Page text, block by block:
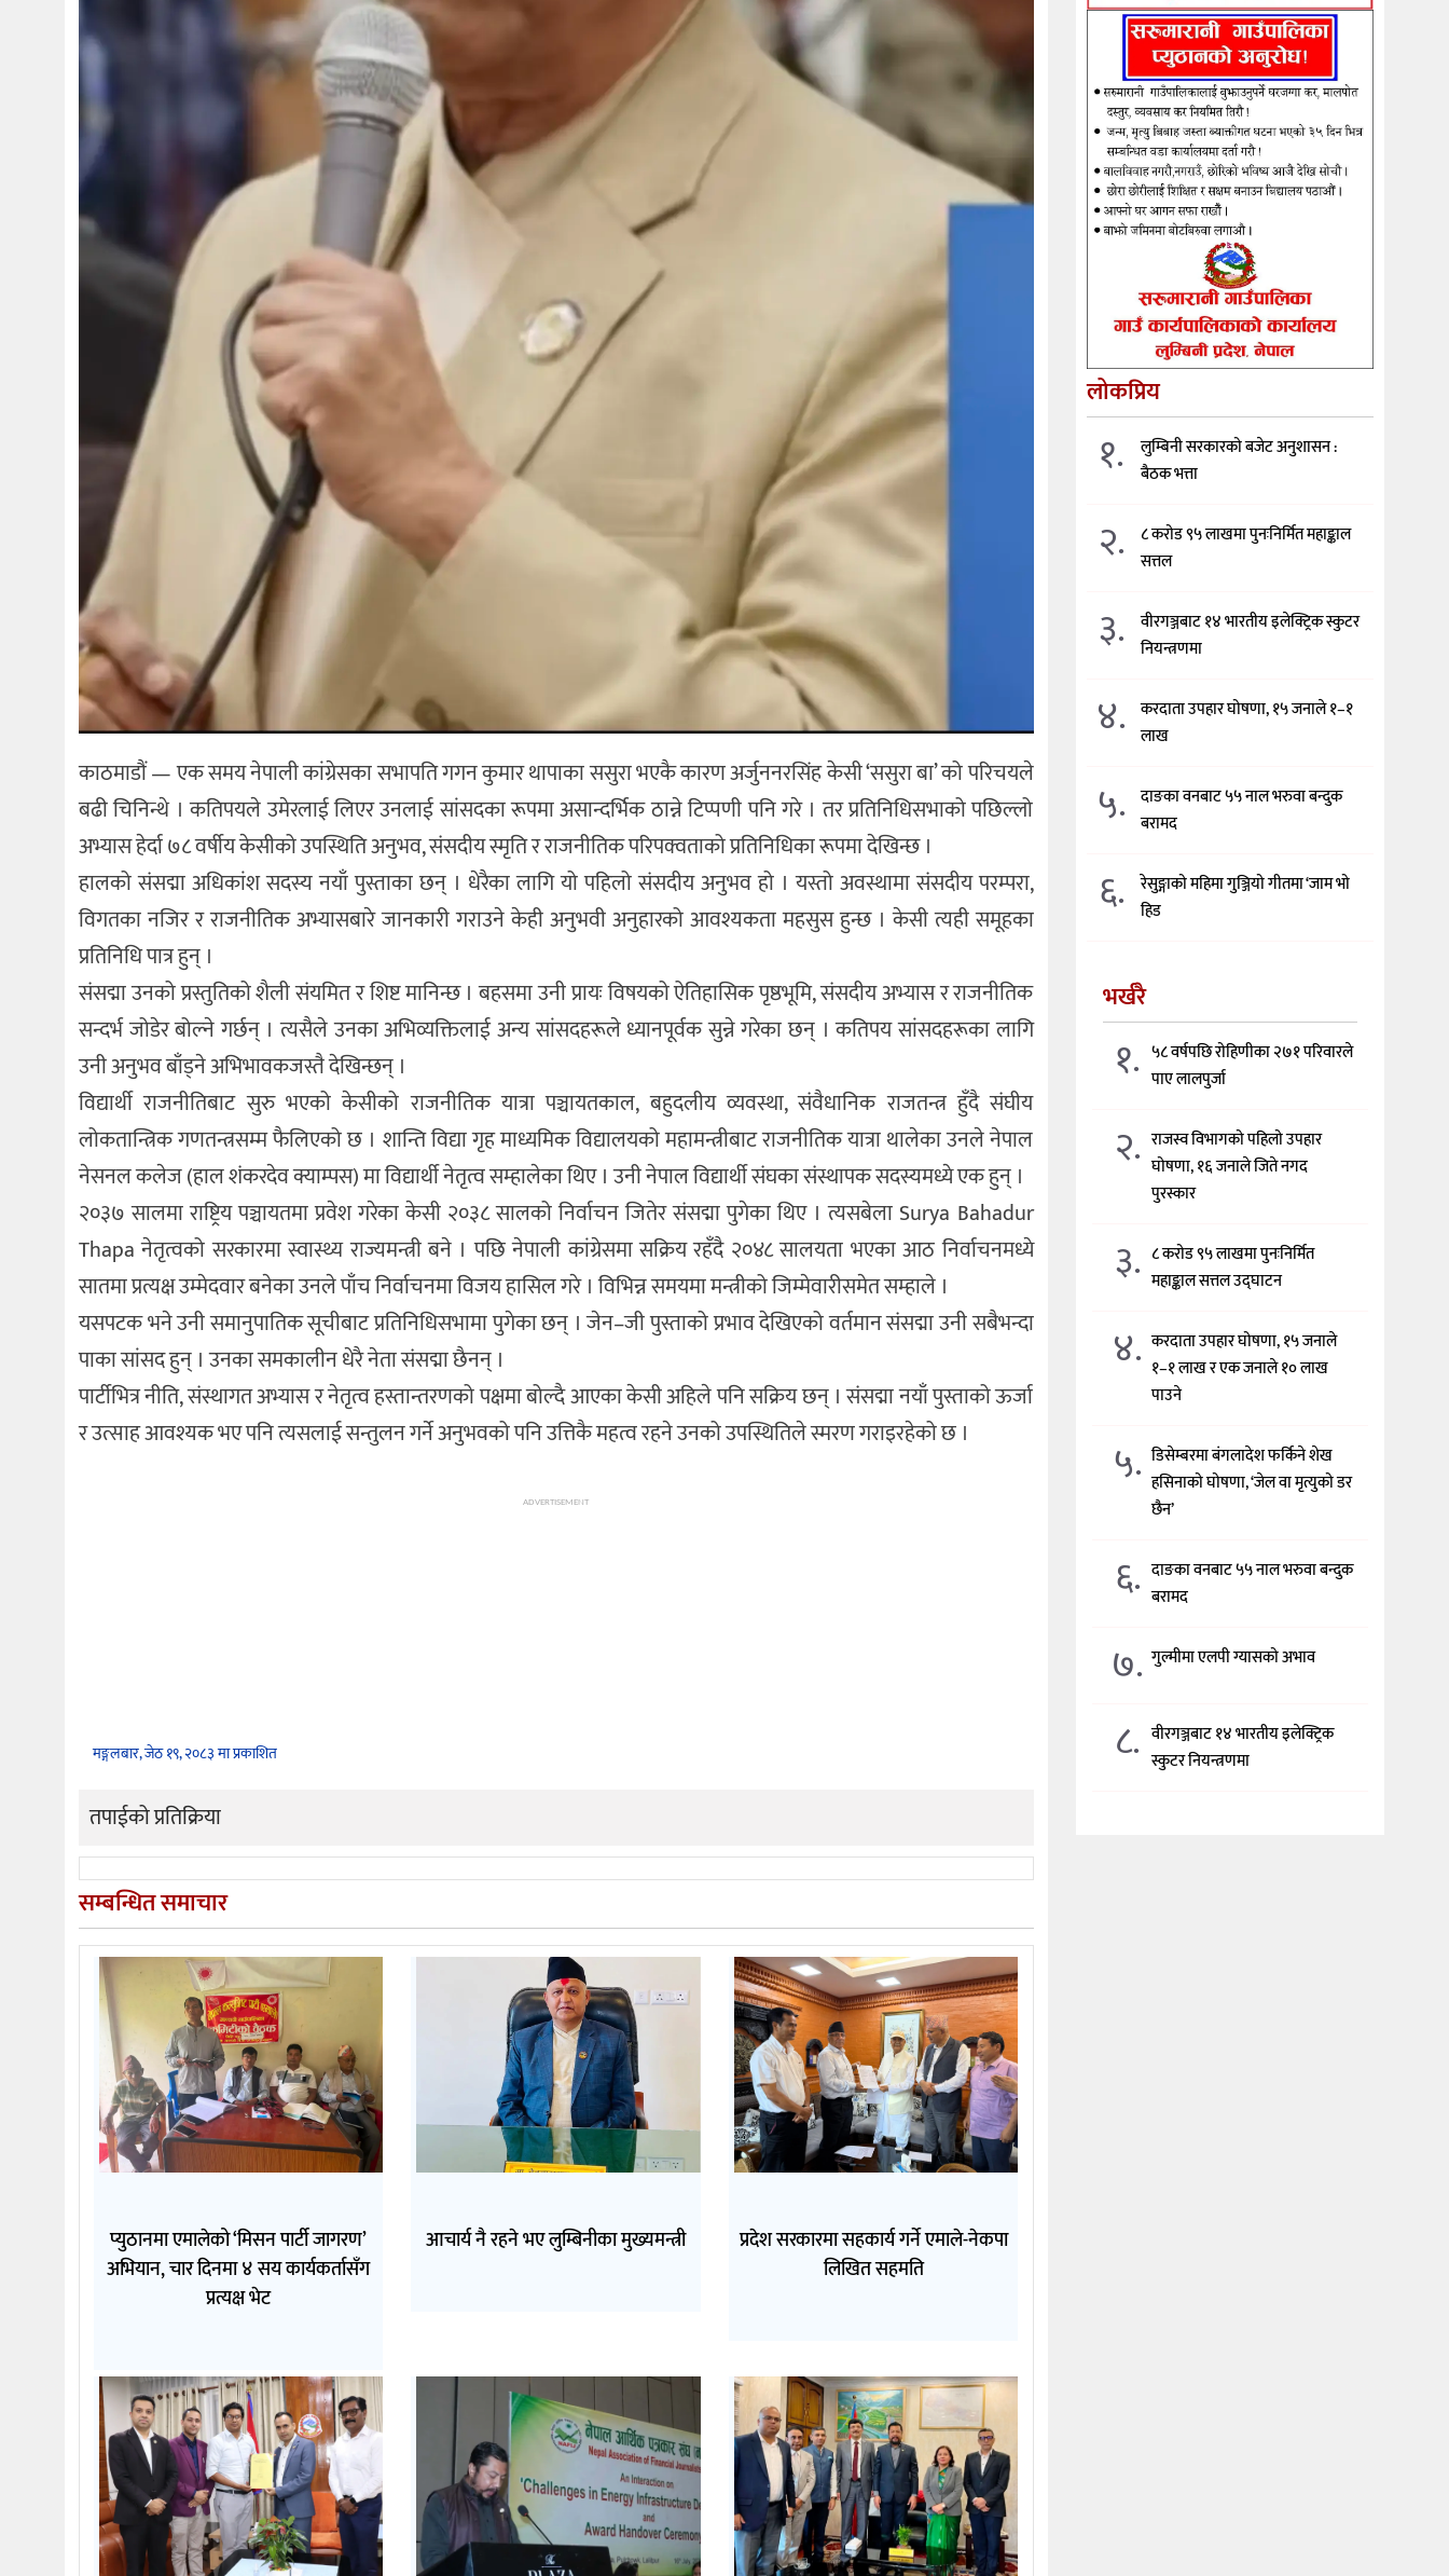
काठमाडौं — एक समय नेपाली कांग्रेसका सभापति गगन कुमार थापाका ससुरा भएकै कारण अर्जुननरसिंह केसी ‘ससुरा बा’ को परिचयले
बढी चिनिन्थे । कतिपयले उमेरलाई लिएर उनलाई सांसदका रूपमा असान्दर्भिक ठान्ने टिप्पणी पनि गरे । तर प्रतिनिधिसभाको पछिल्लो
अभ्यास हेर्दा ७८ वर्षीय केसीको उपस्थिति अनुभव, संसदीय स्मृति र राजनीतिक परिपक्वताको प्रतिनिधिका रूपमा देखिन्छ ।
हालको संसद्मा अधिकांश सदस्य नयाँ पुस्ताका छन् । धेरैका लागि यो पहिलो संसदीय अनुभव हो । यस्तो अवस्थामा संसदीय परम्परा,
विगतका नजिर र राजनीतिक अभ्यासबारे जानकारी गराउने केही अनुभवी अनुहारको आवश्यकता महसुस हुन्छ । केसी त्यही समूहका
प्रतिनिधि पात्र हुन् ।
संसद्मा उनको प्रस्तुतिको शैली संयमित र शिष्ट मानिन्छ । बहसमा उनी प्रायः विषयको ऐतिहासिक पृष्ठभूमि, संसदीय अभ्यास र राजनीतिक
सन्दर्भ जोडेर बोल्ने गर्छन् । त्यसैले उनका अभिव्यक्तिलाई अन्य सांसदहरूले ध्यानपूर्वक सुन्ने गरेका छन् । कतिपय सांसदहरूका लागि
उनी अनुभव बाँड्ने अभिभावकजस्तै देखिन्छन् ।
विद्यार्थी राजनीतिबाट सुरु भएको केसीको राजनीतिक यात्रा पञ्चायतकाल, बहुदलीय व्यवस्था, संवैधानिक राजतन्त्र हुँदै संघीय
लोकतान्त्रिक गणतन्त्रसम्म फैलिएको छ । शान्ति विद्या गृह माध्यमिक विद्यालयको महामन्त्रीबाट राजनीतिक यात्रा थालेका उनले नेपाल
नेसनल कलेज (हाल शंकरदेव क्याम्पस) मा विद्यार्थी नेतृत्व सम्हालेका थिए । उनी नेपाल विद्यार्थी संघका संस्थापक सदस्यमध्ये एक हुन् ।
२०३७ सालमा राष्ट्रिय पञ्चायतमा प्रवेश गरेका केसी २०३८ सालको निर्वाचन जितेर संसद्मा पुगेका थिए । त्यसबेला Surya Bahadur
Thapa नेतृत्वको सरकारमा स्वास्थ्य राज्यमन्त्री बने । पछि नेपाली कांग्रेसमा सक्रिय रहँदै २०४८ सालयता भएका आठ निर्वाचनमध्ये
सातमा प्रत्यक्ष उम्मेदवार बनेका उनले पाँच निर्वाचनमा विजय हासिल गरे । विभिन्न समयमा मन्त्रीको जिम्मेवारीसमेत सम्हाले ।
यसपटक भने उनी समानुपातिक सूचीबाट प्रतिनिधिसभामा पुगेका छन् । जेन–जी पुस्ताको प्रभाव देखिएको वर्तमान संसद्मा उनी सबैभन्दा
पाका सांसद हुन् । उनका समकालीन धेरै नेता संसद्मा छैनन् ।
पार्टीभित्र नीति, संस्थागत अभ्यास र नेतृत्व हस्तान्तरणको पक्षमा बोल्दै आएका केसी अहिले पनि सक्रिय छन् । संसद्मा नयाँ पुस्ताको ऊर्जा
र उत्साह आवश्यक भए पनि त्यसलाई सन्तुलन गर्ने अनुभवको पनि उत्तिकै महत्व रहने उनको उपस्थितिले स्मरण गराइरहेको छ ।
ADVERTISEMENT
मङ्गलबार, जेठ १९, २०८३ मा प्रकाशित
तपाईको प्रतिक्रिया
सम्बन्धित समाचार
प्युठानमा एमालेको ‘मिसन पार्टी जागरण’
अभियान, चार दिनमा ४ सय कार्यकर्तासँग
प्रत्यक्ष भेट
आचार्य नै रहने भए लुम्बिनीका मुख्यमन्त्री
प्रदेश सरकारमा सहकार्य गर्ने एमाले-नेकपा
लिखित सहमति
लोकप्रिय
१.
लुम्बिनी सरकारको बजेट अनुशासन :
बैठक भत्ता
२.
८ करोड ९५ लाखमा पुनःनिर्मित महाङ्काल
सत्तल
३.
वीरगञ्जबाट १४ भारतीय इलेक्ट्रिक स्कुटर
नियन्त्रणमा
४.
करदाता उपहार घोषणा, १५ जनाले १–१
लाख
५.
दाङका वनबाट ५५ नाल भरुवा बन्दुक
बरामद
६.
रेसुङ्गाको महिमा गुञ्जियो गीतमा ‘जाम भो
हिड
भर्खरै
१. ५८ वर्षपछि रोहिणीका २७१ परिवारले
पाए लालपुर्जा
२. राजस्व विभागको पहिलो उपहार
घोषणा, १६ जनाले जिते नगद
पुरस्कार
३. ८ करोड ९५ लाखमा पुनःनिर्मित
महाङ्काल सत्तल उद्घाटन
४. करदाता उपहार घोषणा, १५ जनाले
१–१ लाख र एक जनाले १० लाख
पाउने
५. डिसेम्बरमा बंगलादेश फर्किने शेख
हसिनाको घोषणा, ‘जेल वा मृत्युको डर
छैन’
६. दाङका वनबाट ५५ नाल भरुवा बन्दुक
बरामद
७. गुल्मीमा एलपी ग्यासको अभाव
८. वीरगञ्जबाट १४ भारतीय इलेक्ट्रिक
स्कुटर नियन्त्रणमा